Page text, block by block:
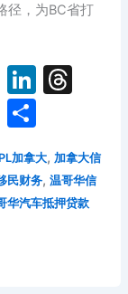
径，为BC省打
O
d
n
o
kl
Li
n
k
e
dI
T
a
d
Si
n
a
W
分
享
加拿大, 加拿大信
民财务, 温哥华信
华汽车抵押贷款